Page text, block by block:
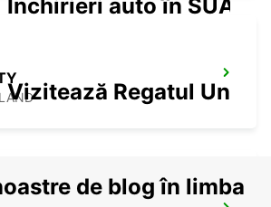
Închirieri auto în SUA
Vizitează Regatul Unit
de blog în limba